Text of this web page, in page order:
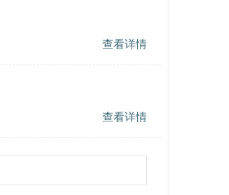
查看详情
查看详情